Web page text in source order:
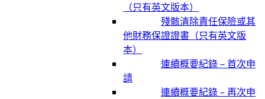
（只有英文版本）
殘骸清除責任保險或其
他財務保證證書（只有英文版
本）
連續概要紀錄 – 首次申
請
連續概要紀錄 – 再次申